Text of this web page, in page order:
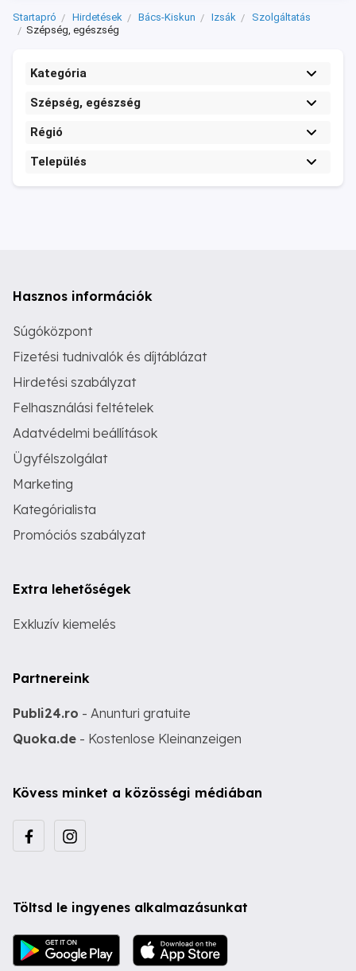
Startapró Hirdetések Bács-Kiskun Izsák
Szolgáltatás
Szépség, egészség
Kategória
Szépség, egészség
Régió
Település
Hasznos információk
Súgóközpont
Fizetési tudnivalók és díjtáblázat
Hirdetési szabályzat
Felhasználási feltételek
Adatvédelmi beállítások
Ügyfélszolgálat
Marketing
Kategórialista
Promóciós szabályzat
Extra lehetőségek
Exkluzív kiemelés
Partnereink
Publi24.ro - Anunturi gratuite
Quoka.de - Kostenlose Kleinanzeigen
Kövess minket a közösségi médiában
Töltsd le ingyenes alkalmazásunkat